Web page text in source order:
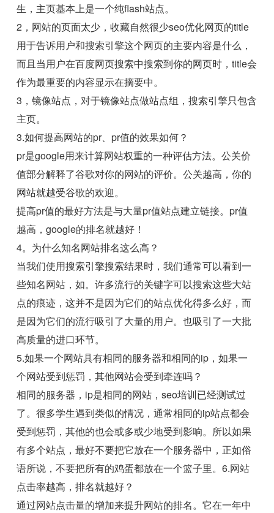
生，主页基本上是一个纯flash站点。
2，网站的页面太少，收藏自然很少seo优化网页的title
用于告诉用户和搜索引擎这个网页的主要内容是什么，
而且当用户在百度网页搜索中搜索到你的网页时，title会
作为最重要的内容显示在摘要中。
3，镜像站点，对于镜像站点做站点组，搜索引擎只包含
主页。
3.如何提高网站的pr、pr值的效果如何？
pr是google用来计算网站权重的一种评估方法。公关价
值部分解释了谷歌对你的网站的评价。公关越高，你的
网站就越受谷歌的欢迎。
提高pr值的最好方法是与大量pr值站点建立链接。pr值
越高，google的排名就越好！
4。为什么知名网站排名这么高？
当我们使用搜索引擎搜索结果时，我们通常可以看到一
些知名网站，如。许多流行的关键字可以搜索这些大站
点的痕迹，这并不是因为它们的站点优化得多么好，而
是因为它们的流行吸引了大量的用户。也吸引了一大批
高质量的进口环节。
5.如果一个网站具有相同的服务器和相同的ip，如果一
个网站受到惩罚，其他网站会受到牵连吗？
相同的服务器，ip是相同的网站，seo培训已经测试过
了。很多学生遇到类似的情况，通常相同的ip站点都会
受到惩罚，其他的也会或多或少地受到影响。所以如果
有多个站点，最好不要把它放在一个服务器中，正如俗
语所说，不要把所有的鸡蛋都放在一个篮子里。6.网站
点击率越高，排名就越好？
通过网站点击量的增加来提升网站的排名。它在一年中